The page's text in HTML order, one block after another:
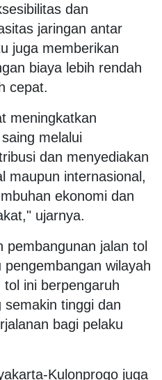
dan
jaringan antar
juga memberikan
biaya lebih rendah
cepat.
meningkatkan
melalui
dan menyediakan
maupun internasional,
ekonomi dan
ujarnya.
pembangunan jalan tol
wilayah
ini berpengaruh
semakin tinggi dan
bagi pelaku
Kulonprogo juga